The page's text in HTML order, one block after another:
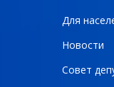
Для
Новости
Совет